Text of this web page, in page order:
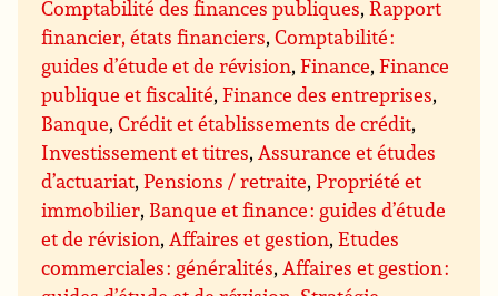
Comptabilité des finances publiques,Rapport
financier, états financiers,Comptabilité :
guides d’étude et de révision,Finance,Finance
publique et fiscalité,Finance des entreprises,
Banque,Crédit et établissements de crédit,
Investissement et titres,Assurance et études
d’actuariat,Pensions / retraite,Propriété et
immobilier, Banque et finance : guides d’étude
et de révision,Affaires et gestion,Etudes
commerciales : généralités,Affaires et gestion :